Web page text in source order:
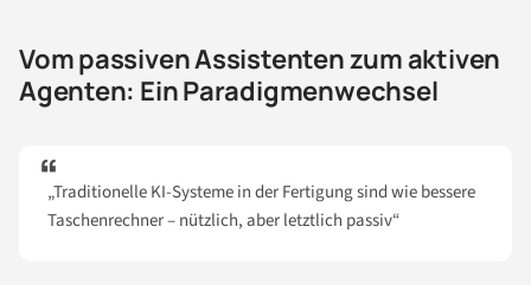
Vom passiven Assistenten zum aktiven
Agenten: Ein Paradigmenwechsel
„Traditionelle KI-Systeme in der Fertigung sind wie bessere
Taschenrechner – nützlich, aber letztlich passiv“